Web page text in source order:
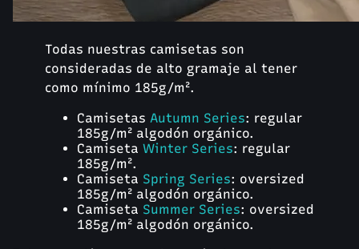
Todas nuestras camisetas son
consideradas de alto gramaje al tener
como mínimo 185g/m².
Camisetas Autumn Series: regular
185g/m² algodón orgánico.
Camiseta Winter Series: regular
185g/m².
Camiseta Spring Series: oversized
185g/m² algodón orgánico.
Camiseta Summer Series: oversized
185g/m² algodón orgánico.